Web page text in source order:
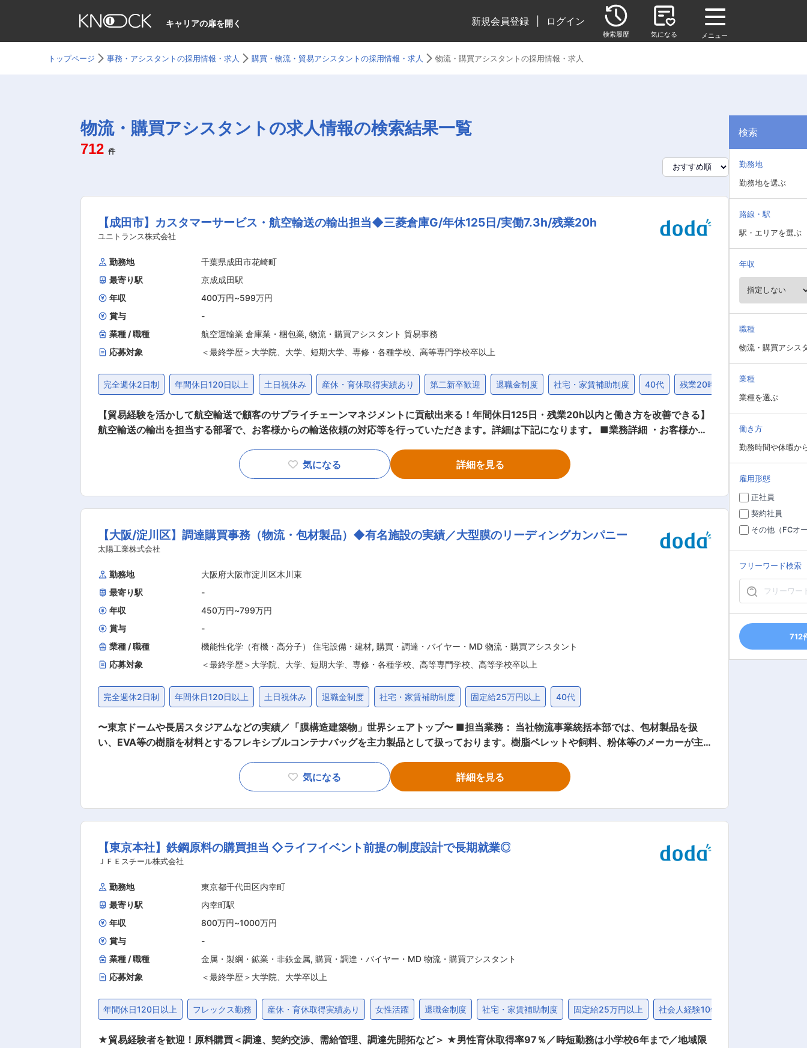
キャリアの扉を開く 新規会員登録 ログイン
検索履歴 気になる メニュー
トップページ 事務・アシスタントの採用情報・求人 購買・物流・貿易アシスタントの採用情報・求人 物流・購買アシスタントの採用情報・求人
物流・購買アシスタントの求人情報の検索結果一覧
712 件
【成田市】カスタマーサービス・航空輸送の輸出担当◆三菱倉庫G/年休125日/実働7.3h/残業20h
ユニトランス株式会社
勤務地
千葉県成田市花崎町
最寄り駅
京成成田駅
年収
400万円~599万円
賞与
-
業種 / 職種
航空運輸業 倉庫業・梱包業, 物流・購買アシスタント 貿易事務
応募対象
＜最終学歴＞大学院、大学、短期大学、専修・各種学校、高等専門学校卒以上
完全週休2日制 年間休日120日以上 土日祝休み 産休・育休取得実績あり 第二新卒歓迎 退職金制度 社宅・家賃補助制度 40代 残業20時間未満
【貿易経験を活かして航空輸送で顧客のサプライチェーンマネジメントに貢献出来る！年間休日125日・残業20h以内と働き方を改善できる】
航空輸送の輸出を担当する部署で、お客様からの輸送依頼の対応等を行っていただきます。詳細は下記になります。 ■業務詳細 ・お客様から
マネジメントや、国際輸送を円滑に実施することがミッションです。 ・入社時は2〜3社程度の顧客を担当して頂き業務に慣れたら、複数社の
顧客を担当いただき輸出手配業務を中心に積極的に社内外調整対応をいただきます。 ・ご経験次第では入社当初から外勤営業をお任せする場
■当社について ・当社は「三菱倉庫株式会社」の航空貨物部門として、1971年に設立された会社です。 三菱倉庫グループの充実した海外ネッ
トワークと豊富なノウハウを活かした高品質なサービスが強みであり、取引先である様々なメーカーの商品を「安全」「確実」「迅速」に世
を持って目的地へと届けています。宇宙ステーションに関わる商品を輸送した実績もあります。 ・事業にあたり、社内は勿論、グループ会社
との連携も欠かすことはできず、仲間と共に課題を乗り越えていくチームワークが求めらる環境です。日々の業務に取り組む中で物流業界の
気になる 詳細を見る
【大阪/淀川区】調達購買事務（物流・包材製品）◆有名施設の実績／大型膜のリーディングカンパニー
太陽工業株式会社
勤務地
大阪府大阪市淀川区木川東
最寄り駅
-
年収
450万円~799万円
賞与
-
業種 / 職種
機能性化学（有機・高分子） 住宅設備・建材, 購買・調達・バイヤー・MD 物流・購買アシスタント
応募対象
＜最終学歴＞大学院、大学、短期大学、専修・各種学校、高等専門学校、高等学校卒以上
完全週休2日制 年間休日120日以上 土日祝休み 退職金制度 社宅・家賃補助制度 固定給25万円以上 40代
〜東京ドームや長居スタジアムなどの実績／「膜構造建築物」世界シェアトップ〜 ■担当業務： 当社物流事業統括本部では、包材製品を扱
い、EVA等の樹脂を材料とするフレキシブルコンテナバッグを主力製品として扱っております。樹脂ペレットや飼料、粉体等のメーカーが主
プライチェーンに貢献しております。 ◎職務詳細 ・フレキシブルコンテナバッグの受発注業務（国内外） ・受発注業務に伴う納期管理、在庫
管理 ・仕入先、顧客、営業担当との各種調整及び問い合わせ対応（国内外） ・業務プロセスの改善、効率化推進 ※国内外のお客様・サプライ
ただくことも視野に入れ、今回募集いたしております。 ■物流事業について： 太陽工業は繰り返し使えるランニングフレキシブルコンテナバ
ッグの専門家です。使い捨てタイプには、廃棄による環境問題や保管時の安定性の課題がありますが、ランニングタイプでこれらを解決しま
す。 URL：https://www.taiyokogyo.co.jp/business/logistics/ ■当社の強み： 太陽工業の製品・技術は、スポーツ施設や博覧会場、空港や
ターミナルなど 世界各国の大型膜構造建築物で活用されており、各方面より高い評価を得ています。膜構造建築物においては、世界シェアト
ップクラス。 ※代表的な膜構造建築物…東京駅八重洲口グランルーフ、西武ドーム（天井）、埼玉スタジアム（天井）、味の素スタジアム（天
気になる 詳細を見る
【東京本社】鉄鋼原料の購買担当 ◇ライフイベント前提の制度設計で長期就業◎
ＪＦＥスチール株式会社
勤務地
東京都千代田区内幸町
最寄り駅
内幸町駅
年収
800万円~1000万円
賞与
-
業種 / 職種
金属・製綱・鉱業・非鉄金属, 購買・調達・バイヤー・MD 物流・購買アシスタント
応募対象
＜最終学歴＞大学院、大学卒以上
年間休日120日以上 フレックス勤務 産休・育休取得実績あり 女性活躍 退職金制度 社宅・家賃補助制度 固定給25万円以上 社会人経験10年以上歓迎
★貿易経験者を歓迎！原料購買＜調達、契約交渉、需給管理、調達先開拓など＞ ★男性育休取得率97％／時短勤務は小学校6年まで／地域限
検索
勤務地
勤務地を選ぶ
路線・駅
駅・エリアを選ぶ
年収
職種
物流・購買アシス
業種
業種を選ぶ
働き方
勤務時間や休暇か
雇用形態
正社員
契約社員
その他（FCオ
フリーワード検索
712